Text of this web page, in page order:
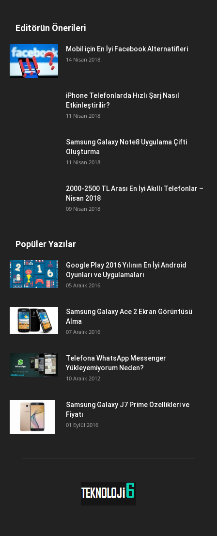
Editörün Önerileri
Mobil için En İyi Facebook Alternatifleri
14 Nisan 2018
iPhone Telefonlarda Hızlı Şarj Nasıl
Etkinleştirilir?
11 Nisan 2018
Samsung Galaxy Note8 Uygulama Çifti
Oluşturma
11 Nisan 2018
2000-2500 TL Arası En İyi Akıllı Telefonlar –
Nisan 2018
09 Nisan 2018
Popüler Yazılar
Google Play 2016 Yılının En İyi Android
Oyunları ve Uygulamaları
05 Aralık 2016
Samsung Galaxy Ace 2 Ekran Görüntüsü
Alma
07 Aralık 2016
Telefona WhatsApp Messenger
Yükleyemiyorum Neden?
10 Aralık 2012
Samsung Galaxy J7 Prime Özellikleri ve
Fiyatı
01 Eylül 2016